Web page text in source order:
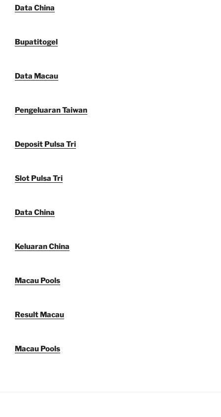
Data China
Bupatitogel
Data Macau
Pengeluaran Taiwan
Deposit Pulsa Tri
Slot Pulsa Tri
Data China
Keluaran China
Macau Pools
Result Macau
Macau Pools